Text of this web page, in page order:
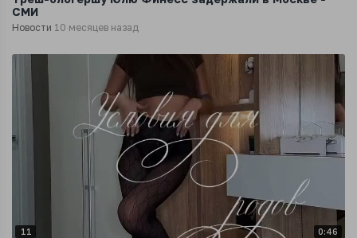
СМИ
Новости 10 месяцев назад
11 0:46